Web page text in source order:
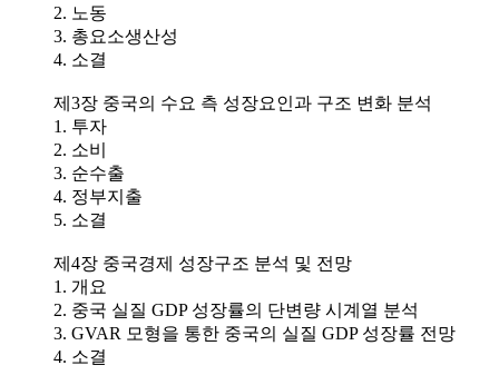
2. 노동
3. 총요소생산성
4. 소결
제3장 중국의 수요 측 성장요인과 구조 변화 분석
1. 투자
2. 소비
3. 순수출
4. 정부지출
5. 소결
제4장 중국경제 성장구조 분석 및 전망
1. 개요
2. 중국 실질 GDP 성장률의 단변량 시계열 분석
3. GVAR 모형을 통한 중국의 실질 GDP 성장률 전망
4. 소결